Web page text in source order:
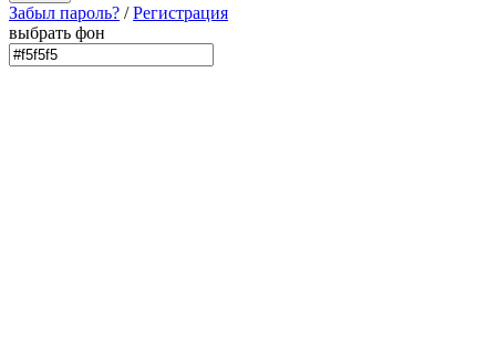
Забыл пароль? /Регистрация
выбрать фон